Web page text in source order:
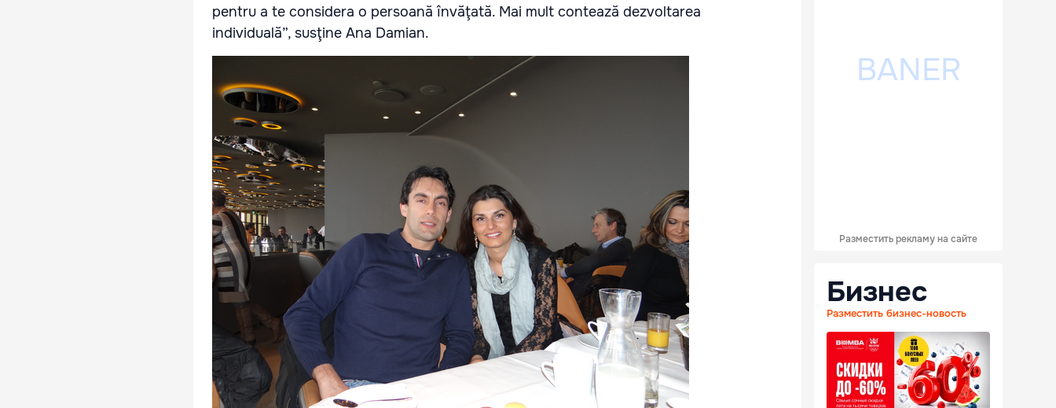
pentru a te considera o persoană învăţată. Mai mult contează dezvoltarea
individuală”, susţine Ana Damian.
Разместить рекламу на сайте
Бизнес
Разместить бизнес-новость